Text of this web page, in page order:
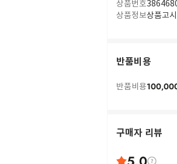
상품번호
상품정보상품고
반품비용
반품비용
구매자 리뷰